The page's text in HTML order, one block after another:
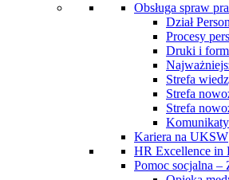
Obsługa spraw
Dział
Procesy
Druki i
Strefa
Strefa
Strefa
Komunikaty
Kariera na UKSW
HR Excellence in
Pomoc socjalna –